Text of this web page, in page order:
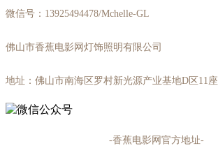
微信号：13925494478/Mchelle-GL
佛山市香蕉电影网灯饰照明有限公司
地址：佛山市南海区罗村新光源产业基地D区11座
-香蕉电影网官方地址-